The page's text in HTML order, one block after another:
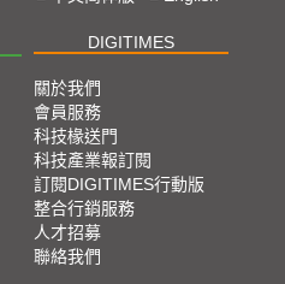
DIGITIMES
關於我們
會員服務
科技椽送門
科技產業報訂閱
訂閱DIGITIMES行動版
整合行銷服務
人才招募
聯絡我們